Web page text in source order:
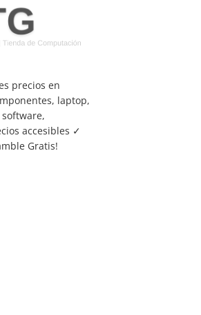
precios en
laptop,
accesibles ✓
Gratis!